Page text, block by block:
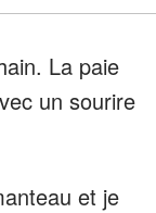
La paie
un sourire
et je